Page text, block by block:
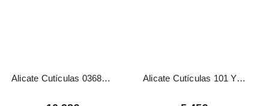
Alicate Cutículas 03687 Pollié Alicate Cutículas 101 Yahari Ackermann